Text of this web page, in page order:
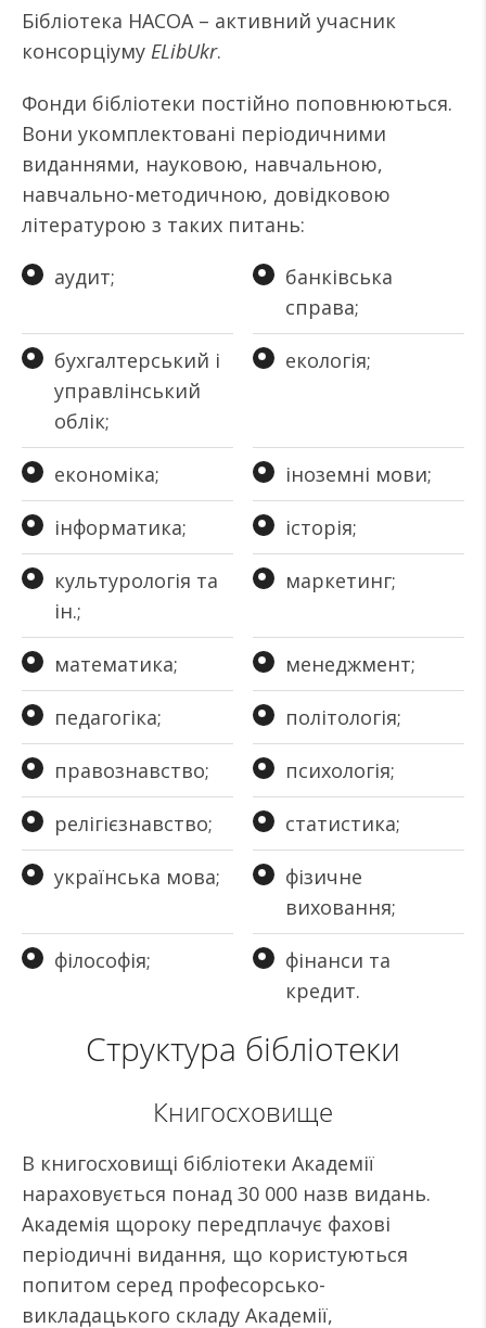
Бібліотека НАСОА – активний учасник
консорціуму ELibUkr.
Фонди бібліотеки постійно поповнюються.
Вони укомплектовані періодичними
виданнями, науковою, навчальною,
навчально-методичною, довідковою
літературою з таких питань:
аудит;
банківська
справа;
бухгалтерський і
управлінський
облік;
екологія;
економіка; іноземні мови;
інформатика; історія;
культурологія та
ін.;
маркетинг;
математика; менеджмент;
педагогіка; політологія;
правознавство; психологія;
релігієзнавство; статистика;
українська мова;
фізичне
виховання;
філософія;
фінанси та
кредит.
Структура бібліотеки
Книгосховище
В книгосховищі бібліотеки Академії
нараховується понад 30 000 назв видань.
Академія щороку передплачує фахові
періодичні видання, що користуються
попитом серед професорсько-
викладацького складу Академії,